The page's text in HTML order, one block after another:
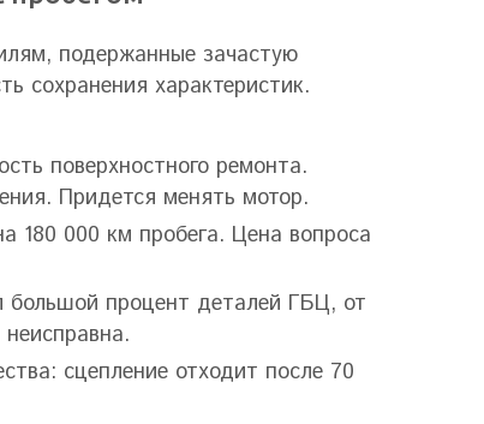
подержанные зачастую
сохранения характеристик.
поверхностного ремонта.
Придется менять мотор.
000 км пробега. Цена вопроса
большой процент деталей ГБЦ, от
сцепление отходит после 70